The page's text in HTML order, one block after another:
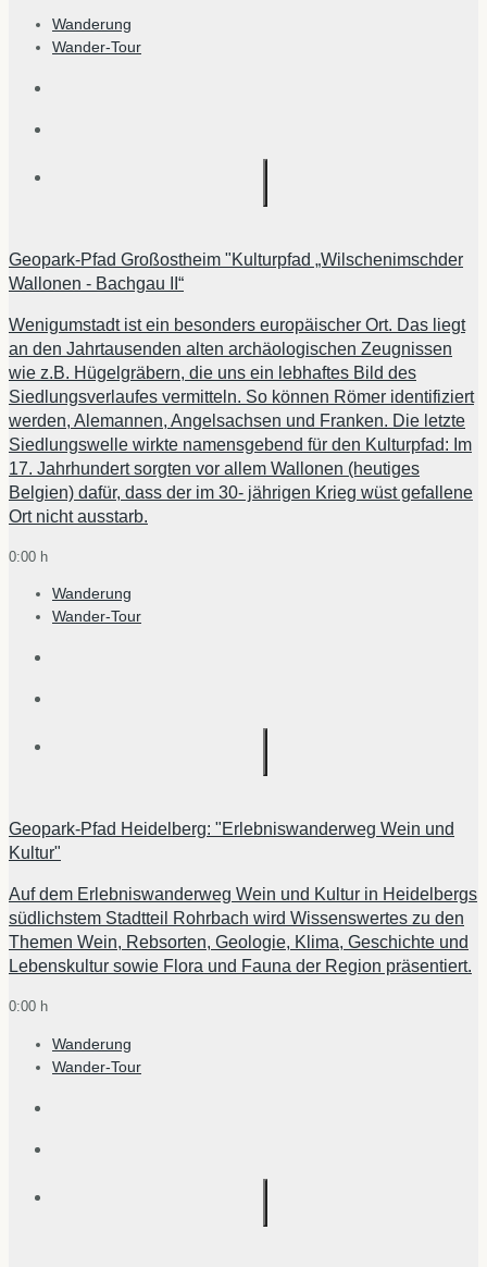
Wanderung
Wander-Tour
Geopark-Pfad Großostheim "Kulturpfad „Wilschenimschder
Wallonen - Bachgau II“
Wenigumstadt ist ein besonders europäischer Ort. Das liegt
an den Jahrtausenden alten archäologischen Zeugnissen
wie z.B. Hügelgräbern, die uns ein lebhaftes Bild des
Siedlungsverlaufes vermitteln. So können Römer identifiziert
werden, Alemannen, Angelsachsen und Franken. Die letzte
Siedlungswelle wirkte namensgebend für den Kulturpfad: Im
17. Jahrhundert sorgten vor allem Wallonen (heutiges
Belgien) dafür, dass der im 30- jährigen Krieg wüst gefallene
Ort nicht ausstarb.
0:00 h
Wanderung
Wander-Tour
Geopark-Pfad Heidelberg: "Erlebniswanderweg Wein und
Kultur"
Auf dem Erlebniswanderweg Wein und Kultur in Heidelbergs
südlichstem Stadtteil Rohrbach wird Wissenswertes zu den
Themen Wein, Rebsorten, Geologie, Klima, Geschichte und
Lebenskultur sowie Flora und Fauna der Region präsentiert.
0:00 h
Wanderung
Wander-Tour